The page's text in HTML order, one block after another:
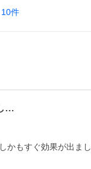
10件
…
かもすぐ効果が出ま